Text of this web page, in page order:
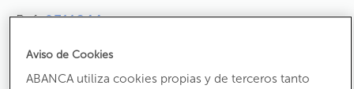
Ref:9311844
CP:46370
Aviso de Cookies
ABANCA utiliza cookies propias y de terceros tanto